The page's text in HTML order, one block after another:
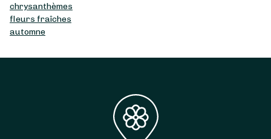
chrysanthèmes
fleurs fraîches
automne